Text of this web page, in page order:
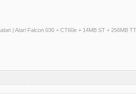
| Atari Falcon 030 + CT60e + 14MB ST + 256MB